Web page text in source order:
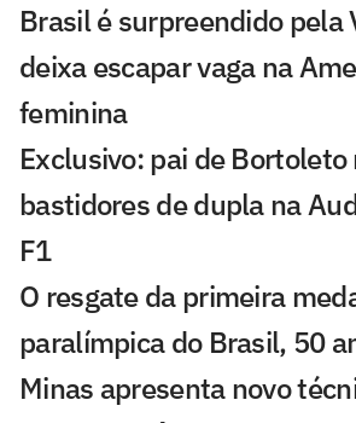
Brasil é surpreendido pela
deixa escapar vaga na
feminina
Exclusivo: pai de Bortoleto
bastidores de dupla na
F1
O resgate da primeira
paralímpica do Brasil, 50
Minas apresenta novo